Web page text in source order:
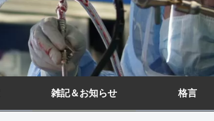
雑記＆お知らせ 格言